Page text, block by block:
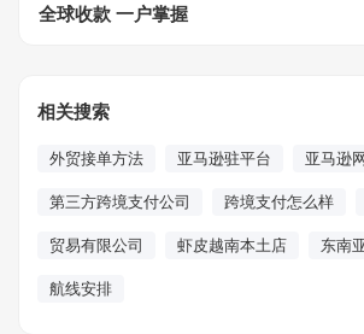
全球收款 一户掌握
相关搜索
外贸接单方法 亚马逊驻平台 亚马逊
第三方跨境支付公司 跨境支付怎么样
贸易有限公司 虾皮越南本土店 东南
航线安排